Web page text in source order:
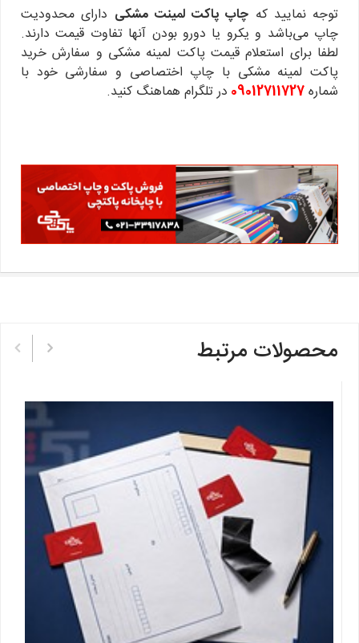
توجه نمایید که چاپ پاکت لمینت مشکی دارای محدودیت
چاپ می‌باشد و یکرو یا دورو بودن آنها تفاوت قیمت دارند.
لطفا برای استعلام قیمت پاکت لمینه مشکی و سفارش خرید
پاکت لمینه مشکی با چاپ اختصاصی و سفارشی خود با
شماره09012711727 در تلگرام هماهنگ کنید.
محصولات مرتبط